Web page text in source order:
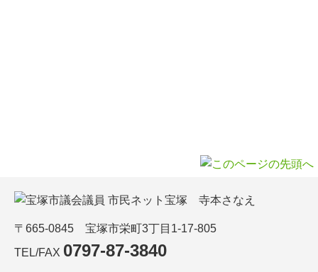
〒665-0845 宝塚市栄町3丁目1-17-805
TEL/FAX 0797-87-3840